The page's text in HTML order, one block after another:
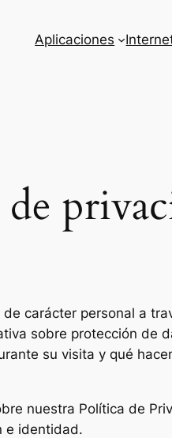
Aplicaciones
carácter personal a
sobre protección de
su visita y qué
nuestra Política de
e identidad.